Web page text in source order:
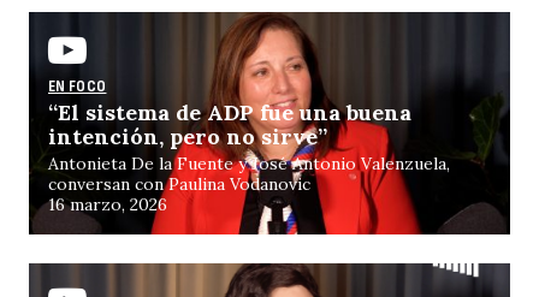
EN FOCO
“El sistema de ADP fue una buena
intención, pero no sirve”
Antonieta De la Fuente y José Antonio Valenzuela,
conversan con Paulina Vodanovic
16 marzo, 2026